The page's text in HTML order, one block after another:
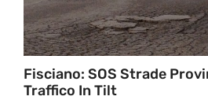
Fisciano: SOS Strade
Traffico In Tilt